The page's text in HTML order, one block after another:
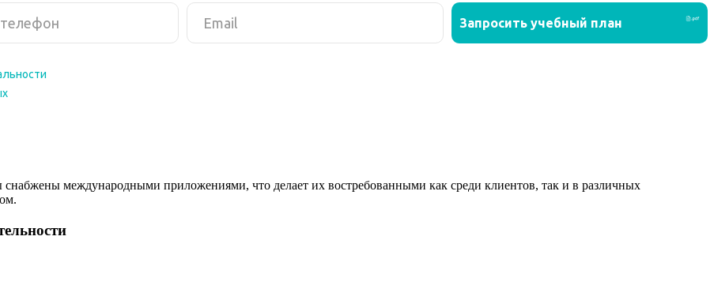
международными приложениями, что делает их востребованными как среди клиентов, так и в различных